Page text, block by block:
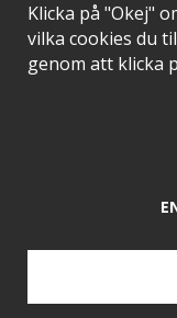
Klicka på "Okej"
vilka cookies du
genom att klicka